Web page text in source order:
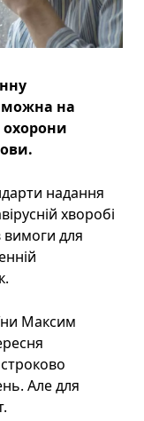
можна на
охорони
надання
хворобі
для
Максим
Але для